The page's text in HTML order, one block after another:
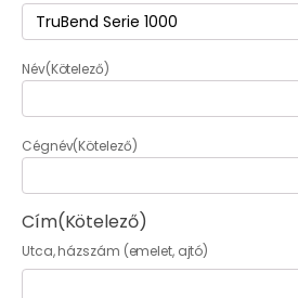
Termék(Kötelező)
Név(Kötelező)
Cégnév(Kötelező)
Cím(Kötelező)
Utca, házszám (emelet, ajtó)